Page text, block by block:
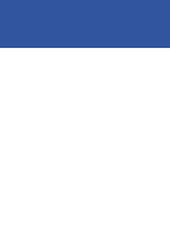
direct